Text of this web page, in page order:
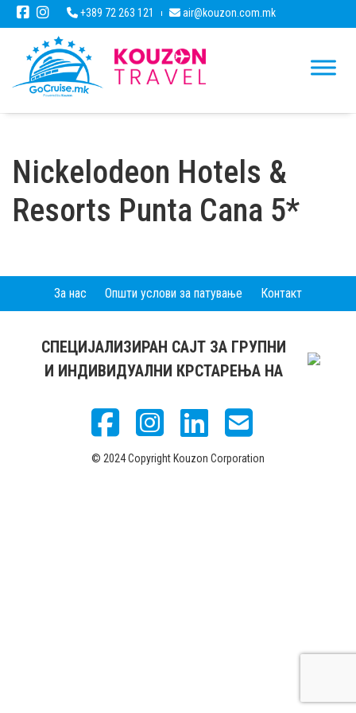
+389 72 263 121 air@kouzon.com.mk
Nickelodeon Hotels &
Resorts Punta Cana 5*
За нас Општи услови за патување Контакт
СПЕЦИЈАЛИЗИРАН САЈТ ЗА ГРУПНИ
И ИНДИВИДУАЛНИ КРСТАРЕЊА НА
© 2024 Copyright Kouzon Corporation